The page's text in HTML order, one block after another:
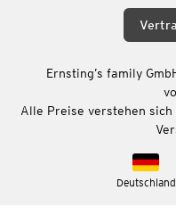
Ernsting’s family
Alle Preise verstehen
Deutschland